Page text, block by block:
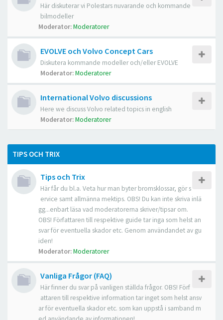
Här diskuterar vi Polestars nuvarande och kommande
bilmodeller
Moderator:Moderatorer
EVOLVE och Volvo Concept Cars
Diskutera kommande modeller och/eller EVOLVE
Moderator:Moderatorer
International Volvo discussions
Here we discuss Volvo related topics in english
Moderator:Moderatorer
TIPS OCH TRIX
Tips och Trix
Här får du bl.a. Veta hur man byter bromsklossar, gör s
ervice samt allmänna mektips. OBS! Du kan inte skriva inlä
gg...enbart läsa vad moderatorerna skriver/tipsar om.
OBS! Författaren till respektive guide tar inga som helst an
svar för eventuella skador etc. Genom användandet av gu
iden!
Moderator:Moderatorer
Vanliga Frågor (FAQ)
Här finner du svar på vanligen ställda frågor. OBS! Förf
attaren till respektive information tar inget som helst ansv
ar för eventuella skador etc. som kan uppstå i samband m